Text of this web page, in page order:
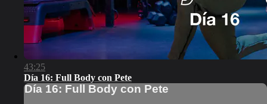
43:25
Día 16: Full Body con Pete
Día 16: Full Body con Pete